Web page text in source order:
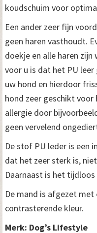
koudschuim voor
Een ander zeer fijn
geen haren vasthoudt.
doekje en alle haren
voor u is dat het PU leer
uw hond en hierdoor
hond zeer geschikt voor
allergie door
geen vervelend
De stof PU leder is een
dat het zeer sterk is,
Daarnaast is het
De mand is afgezet met
contrasterende kleur.
Merk: Dog’s Lifestyle